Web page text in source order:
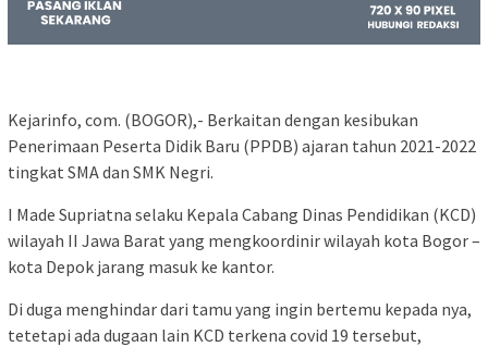
Kejarinfo, com. (BOGOR),- Berkaitan dengan kesibukan
Penerimaan Peserta Didik Baru (PPDB) ajaran tahun 2021-2022
tingkat SMA dan SMK Negri.
I Made Supriatna selaku Kepala Cabang Dinas Pendidikan (KCD)
wilayah II Jawa Barat yang mengkoordinir wilayah kota Bogor –
kota Depok jarang masuk ke kantor.
Di duga menghindar dari tamu yang ingin bertemu kepada nya,
tetetapi ada dugaan lain KCD terkena covid 19 tersebut,